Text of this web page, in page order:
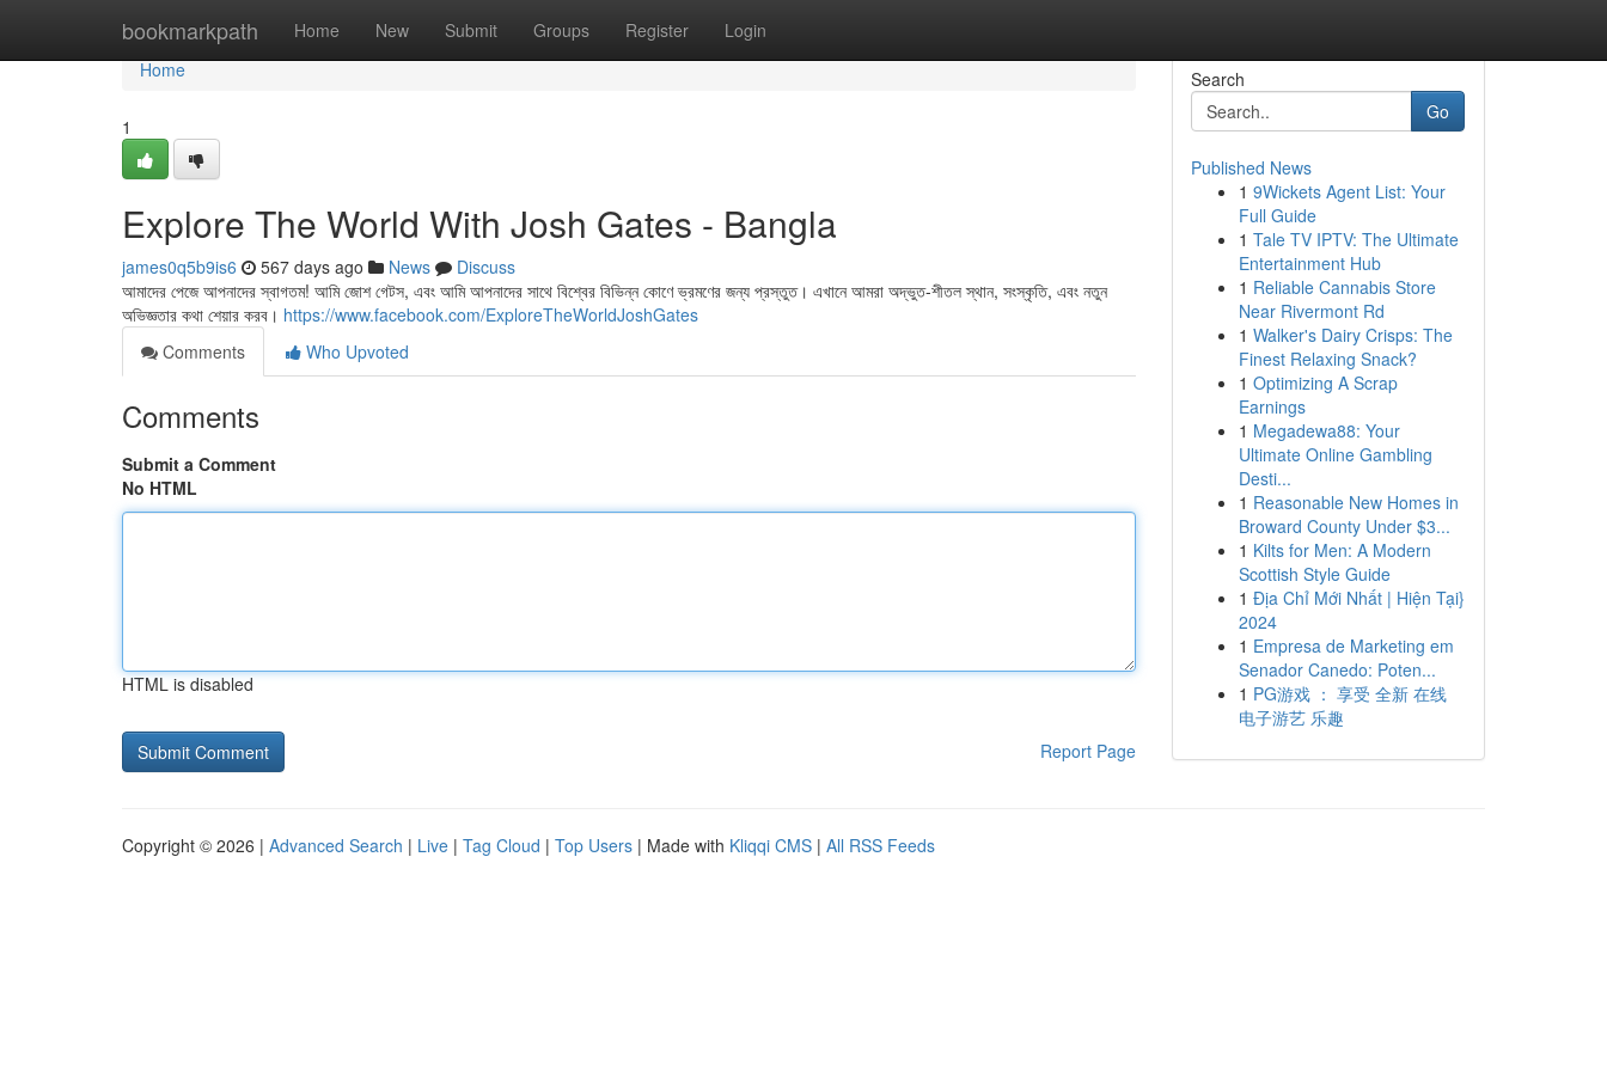
bookmarkpath Home New Submit Groups Register Login
Home
Home
1
Explore The World With Josh Gates - Bangla
james0q5b9is6 567 days ago News
Discuss
আমাদের পেজে আপনাদের স্বাগতম! আমি জোশ গেটস, এবং আমি আপনাদের সাথে বিশ্বের বিভিন্ন কোণে ভ্রমণের জন্য প্রস্তুত। এখানে আমরা অদ্ভুত-শীতল স্থান, সংস্কৃতি, এবং নতুন
অভিজ্ঞতার কথা শেয়ার করব। https://www.facebook.com/ExploreTheWorldJoshGates
Comments
Who Upvoted
Comments
Submit a Comment
No HTML
HTML is disabled
Report Page
Search
Go
Published News
1 9Wickets Agent List: Your
Full Guide
1 Tale TV IPTV: The Ultimate
Entertainment Hub
1 Reliable Cannabis Store
Near Rivermont Rd
1 Walker's Dairy Crisps: The
Finest Relaxing Snack?
1 Optimizing A Scrap
Earnings
1 Megadewa88: Your
Ultimate Online Gambling
Desti...
1 Reasonable New Homes in
Broward County Under $3...
1 Kilts for Men: A Modern
Scottish Style Guide
1 Địa Chỉ Mới Nhất | Hiện Tại}
2024
1 Empresa de Marketing em
Senador Canedo: Poten...
1 PG游戏 ： 享受 全新 在线
电子游艺 乐趣
Copyright © 2026 | Advanced Search | Live | Tag Cloud | Top Users | Made with Kliqqi CMS | All RSS Feeds